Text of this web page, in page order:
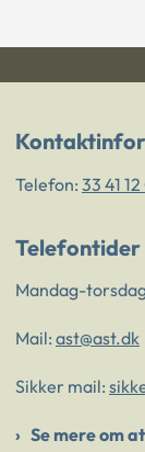
Telefon: 33 41
Telefontider
Mandag-
Mail: ast@ast.dk
Sikker mail:
Se mere om